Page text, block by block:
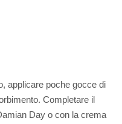
applicare poche gocce di
Completare il
Day o con la crema